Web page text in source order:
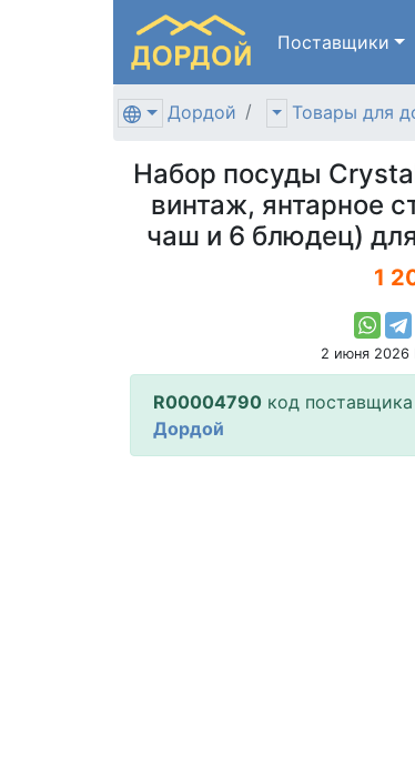
Поставщики
Дордой Товары для
Набор посуды
винтаж, янтарное
чаш и 6 блюдец)
1
2 июня
R00004790 код
Дордой